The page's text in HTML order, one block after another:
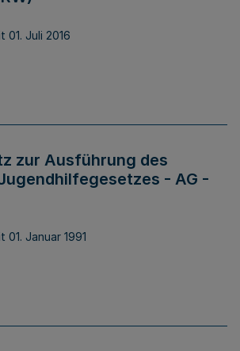
01. Juli 2016
zur Ausführung des
- AG -
01. Januar 1991